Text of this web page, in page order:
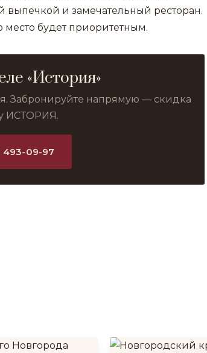
выпечкой и замечательный ресторан.
будет приоритетным.
«История»
Забронируйте напрямую — скидка
ИСТОРИЯ.
493-09-97